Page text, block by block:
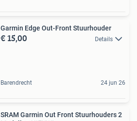
Garmin Edge Out-Front Stuurhouder
€ 15,00 Details
Barendrecht 24 jun 26
SRAM Garmin Out Front Stuurhouders 2